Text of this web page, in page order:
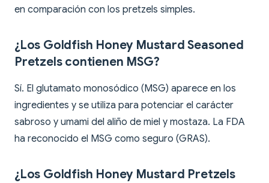
en comparación con los pretzels simples.
¿Los Goldfish Honey Mustard Seasoned
Pretzels contienen MSG?
Sí. El glutamato monosódico (MSG) aparece en los
ingredientes y se utiliza para potenciar el carácter
sabroso y umami del aliño de miel y mostaza. La FDA
ha reconocido el MSG como seguro (GRAS).
¿Los Goldfish Honey Mustard Pretzels